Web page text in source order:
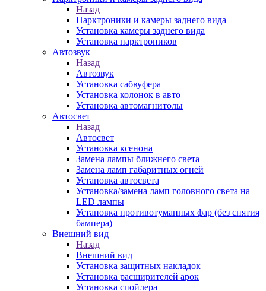
Назад
Парктроники и камеры заднего вида
Установка камеры заднего вида
Установка парктроников
Автозвук
Назад
Автозвук
Установка сабвуфера
Установка колонок в авто
Установка автомагнитолы
Автосвет
Назад
Автосвет
Установка ксенона
Замена лампы ближнего света
Замена ламп габаритных огней
Установка автосвета
Установка/замена ламп головного света на
LED лампы
Установка противотуманных фар (без снятия
бампера)
Внешний вид
Назад
Внешний вид
Установка защитных накладок
Установка расширителей арок
Установка спойлера